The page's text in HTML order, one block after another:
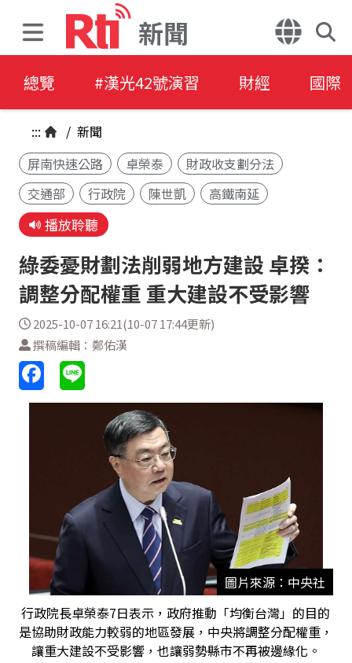
新聞
總覽 #漢光42號演習 財經 國際
::: / 新聞
屏南快速公路
卓榮泰
財政收支劃分法
交通部
行政院 陳世凱 高鐵南延
播放聆聽
綠委憂財劃法削弱地方建設 卓揆：
調整分配權重 重大建設不受影響
2025-10-07 16:21(10-07 17:44更新)
撰稿編輯：鄭佑漢
圖片來源：中央社
行政院長卓榮泰7日表示，政府推動「均衡台灣」的目的
是協助財政能力較弱的地區發展，中央將調整分配權重，
讓重大建設不受影響，也讓弱勢縣市不再被邊緣化。